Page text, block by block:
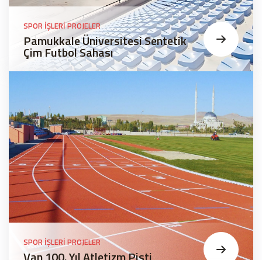
SPOR İŞLERI PROJELER
Pamukkale Üniversitesi Sentetik
Çim Futbol Sahası
SPOR İŞLERI PROJELER